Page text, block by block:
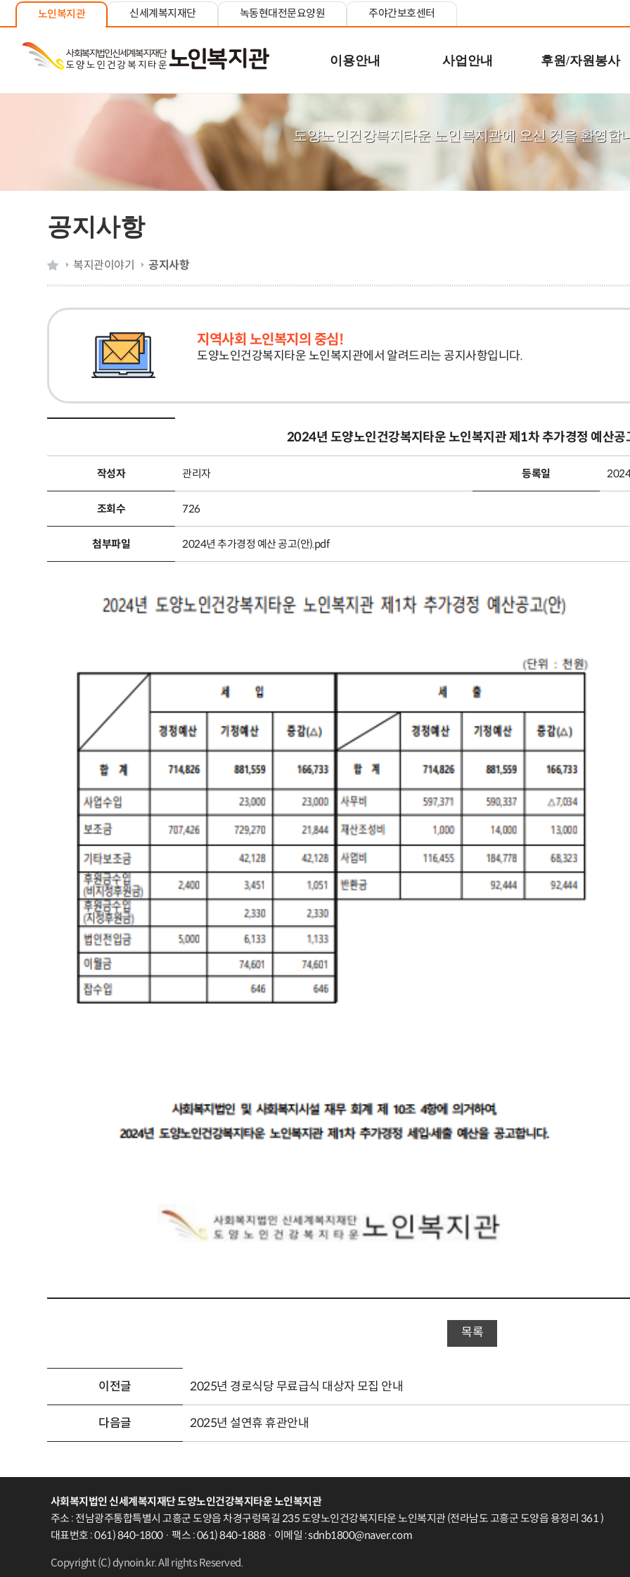
노인복지관 신세계복지재단 녹동현대전문요양원 주야간보호센터
이용안내 사업안내 후원/자원봉사
도양노인건강복지타운 노인복지관에 오신 것을 환영합
공지사항
복지관이야기 공지사항
지역사회 노인복지의 중심!
도양노인건강복지타운 노인복지관에서 알려드리는 공지사항입니다.
2024년 도양노인건강복지타운 노인복지관 제1차 추가경정 예산공
작성자 관리자 등록일
조회수 726
첨부파일 2024년 추가경정 예산 공고(안).pdf
목록
이전글 2025년 경로식당 무료급식 대상자 모집 안내
다음글 2025년 설연휴 휴관안내
사회복지법인 신세계복지재단 도양노인건강복지타운 노인복지관
주소 : 전남광주통합특별시 고흥군 도양읍 차경구렁목길 235 도양노인건강복지타운 노인복지관 (전라남도 고흥군 도양읍 용정리 361 )
대표번호 : 061) 840-1800 · 팩스 : 061) 840-1888 · 이메일 : sdnb1800@naver.com
Copyright (C) dynoin.kr. All rights Reserved.